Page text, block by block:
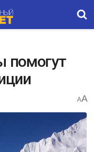
помогут
AA